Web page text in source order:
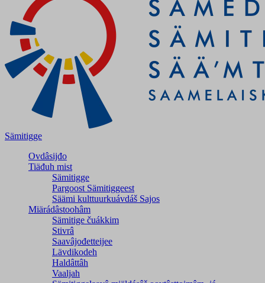
Sämitigge
Ovdâsijđo
Tiäđuh mist
Sämitigge
Pargoost Sämitiggeest
Säämi kulttuurkuávdáš Sajos
Miärádâstoohâm
Sämitige čuákkim
Stivrâ
Saavâjođetteijee
Lävdikodeh
Haldâttâh
Vaaljah